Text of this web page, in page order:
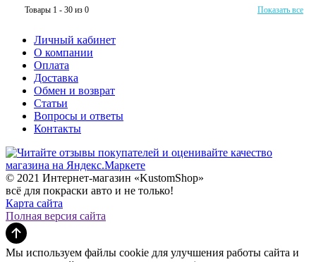
Товары 1 - 30 из 0 Показать все
Личный кабинет
О компании
Оплата
Доставка
Обмен и возврат
Статьи
Вопросы и ответы
Контакты
© 2021 Интернет-магазин «KustomShop»
всё для покраски авто и не только!
Карта сайта
Полная версия сайта
Мы используем файлы cookie для улучшения работы сайта и